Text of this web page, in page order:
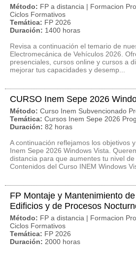
Método: FP a distancia | Formacion
Ciclos Formativos
Temática: FP 2026
Duración: 1400 horas
Revisa a continuación el temario de
Electromecánica de Vehículos 2026.
presenciales, cursos online y cursos a
mejorar tus capacidades y desemp...
CURSO Inem Sepe 2026
Método: Curso Inem Subvencionado
Temática: Cursos Inem Sepe 2026
Duración: 82 horas
A continuación reflejamos los objetivos
Inem Sepe 2026 Windows Vista.
distancia para que aumentes tu nivel de
Contenidos del Curso INEM Windows
FP Montaje y Mantenimiento
Edificios y de Procesos
Método: FP a distancia | Formacion
Ciclos Formativos
Temática: FP 2026
Duración: 2000 horas